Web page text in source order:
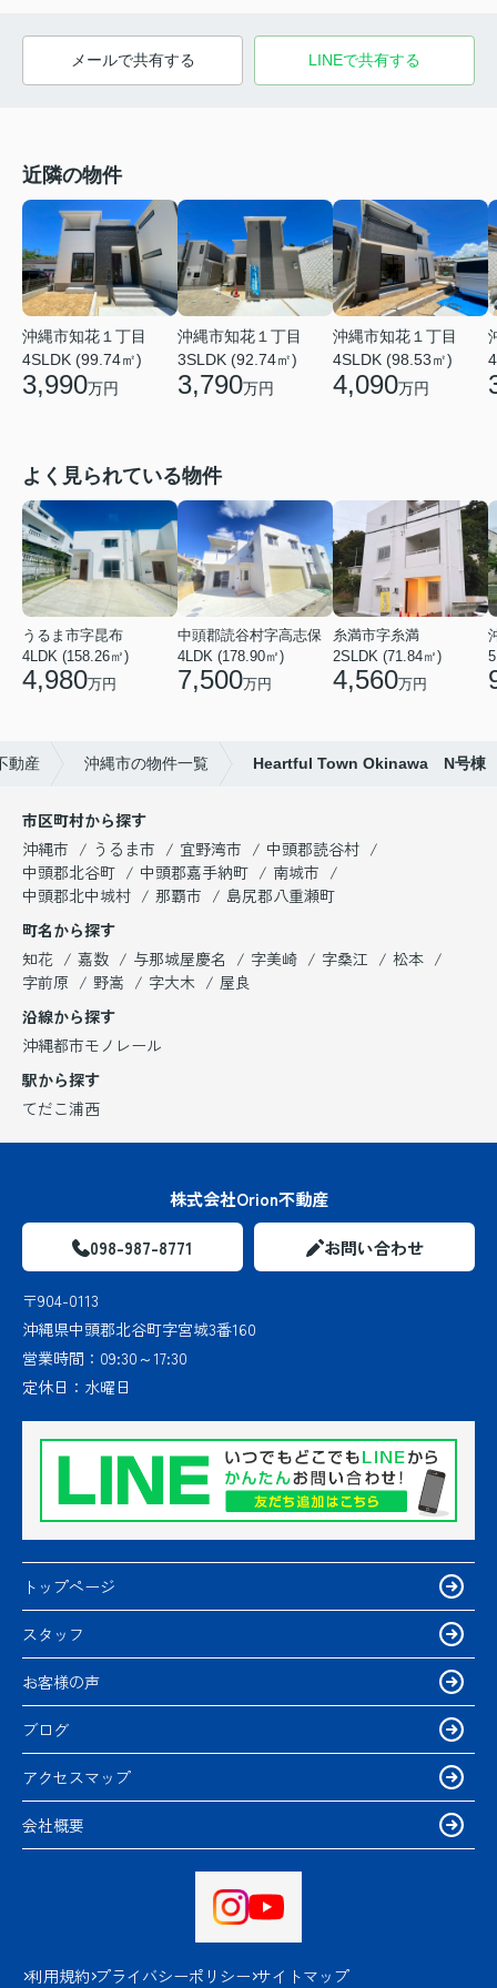
メールで共有する LINEで共有する
近隣の物件
沖縄市知花１丁目
4SLDK (99.74㎡)
3,990万円
沖縄市知花１丁目
3SLDK (92.74㎡)
3,790万円
沖縄市知花１丁目
4SLDK (98.53㎡)
4,090万円
よく見られている物件
うるま市字昆布
4LDK (158.26㎡)
4,980万円
中頭郡読谷村字高志保
4LDK (178.90㎡)
7,500万円
糸満市字糸満
2SLDK (71.84㎡)
4,560万円
動産 沖縄市の物件一覧 Heartful Town Okinawa N号棟
市区町村から探す
沖縄市
うるま市 宜野湾市
中頭郡読谷村
中頭郡北谷町
中頭郡嘉手納町
南城市
中頭郡北中城村
那覇市
島尻郡八重瀬町
町名から探す
知花
嘉数 与那城屋慶名 字美崎 字桑江
松本
字前原
野嵩 字大木
屋良
沿線から探す
沖縄都市モノレール
駅から探す
てだこ浦西
株式会社Orion不動産
098-987-8771 お問い合わせ
〒904-0113
沖縄県中頭郡北谷町字宮城3番160
営業時間： 09:30～17:30
定休日： 水曜日
トップページ
スタッフ
お客様の声
ブログ
アクセスマップ
会社概要
利用規約 プライバシーポリシー サイトマップ